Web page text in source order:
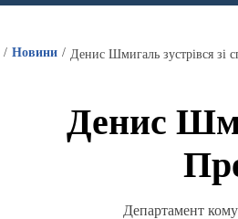
Новини Денис Шмигаль зустрівся зі
Денис
Департамент